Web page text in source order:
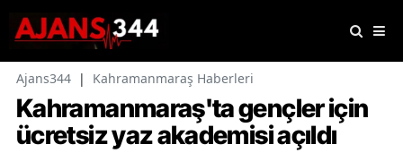
Ajans344 | Kahramanmaraş Haberleri
Kahramanmaraş'ta gençler için
ücretsiz yaz akademisi açıldı